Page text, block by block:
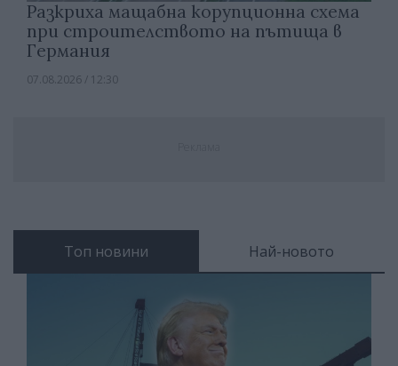
Разкриха мащабна корупционна схема
при строителството на пътища в
Германия
07.08.2026 / 12:30
Топ новини Най-новото